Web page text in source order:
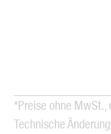
*Preise ohne MwSt.,
Technische